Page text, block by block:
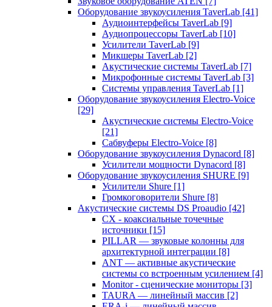
Оборудование звукоусиления TaverLab [41]
Аудиоинтерфейсы TaverLab [9]
Аудиопроцессоры TaverLab [10]
Усилители TaverLab [9]
Микшеры TaverLab [2]
Акустические системы TaverLab [7]
Микрофонные системы TaverLab [3]
Системы управления TaverLab [1]
Оборудование звукоусиления Electro-Voice
[29]
Акустические системы Electro-Voice
[21]
Сабвуферы Electro-Voice [8]
Оборудование звукоусиления Dynacord [8]
Усилители мощности Dynacord [8]
Оборудование звукоусиления SHURE [9]
Усилители Shure [1]
Громкоговорители Shure [8]
Акустические системы DS Proaudio [42]
CX - коаксиальные точечные
источники [15]
PILLAR — звуковые колонны для
архитектурной интеграции [8]
ANT — активные акустические
системы со встроенным усилением [4]
Monitor - сценические мониторы [3]
TAURA — линейный массив [2]